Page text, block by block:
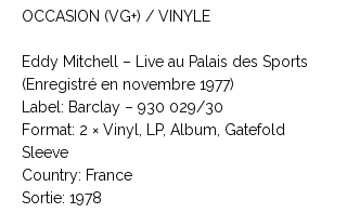
OCCASION (VG+) / VINYLE
Eddy Mitchell ‎– Live au Palais des Sports
(Enregistré en novembre 1977)
Label: Barclay ‎– 930 029/30
Format: 2 × Vinyl, LP, Album, Gatefold
Sleeve
Country: France
Sortie: 1978